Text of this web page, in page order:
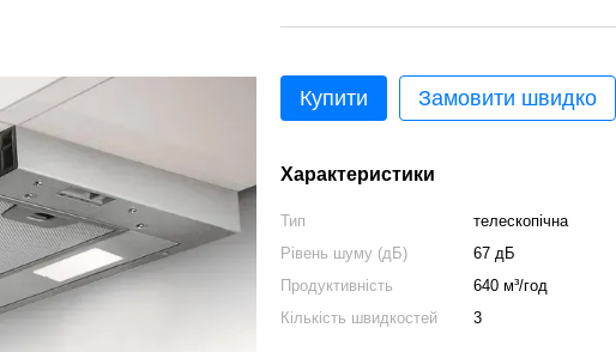
Купити Замовити швидко
Характеристики
Тип
телескопічна
Рівень шуму (дБ)
67 дБ
Продуктивність
640 м³/год
Кількість швидкостей
3